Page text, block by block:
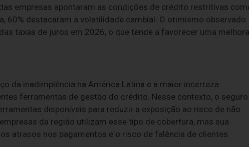
empresas apontaram as condições de crédito restritivas
60% destacaram a volatilidade cambial. O otimismo observado
taxas de juros em 2026, o que tende a favorecer uma melhora
da inadimplência na América Latina e a maior incerteza
ferramentas de gestão do crédito. Nesse contexto, o seguro
disponíveis para reduzir a exposição ao risco de não
da região utilizam esse tipo de cobertura, mas sua
atrasos nos pagamentos e o risco de falência de clientes.